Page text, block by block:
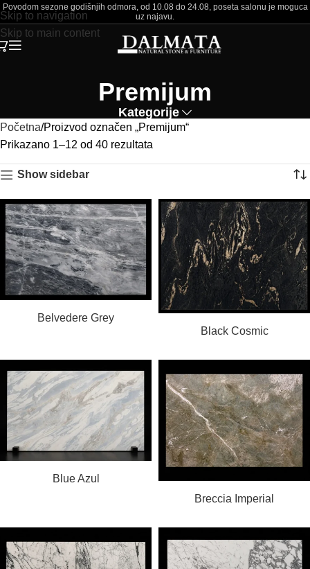
Skip to navigation
Skip to main content
Povodom sezone godišnjih odmora, od 10.08 do 24.08, poseta salonu je moguca
uz najavu.
Premijum
Kategorije
Početna Proizvod označen „Premijum“
Prikazano 1–12 od 40 rezultata
Show sidebar
Belvedere Grey
Black Cosmic
Blue Azul
Breccia Imperial